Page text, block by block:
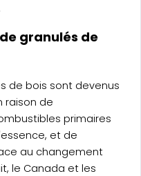
granulés de
de bois sont devenus
raison de
primaires
et de
au changement
le Canada et les